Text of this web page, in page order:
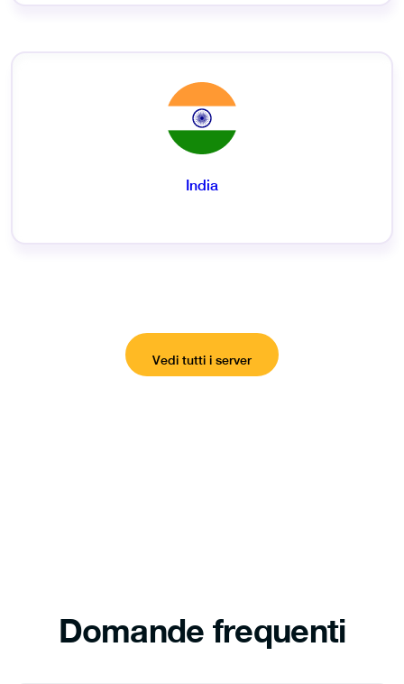
India
Vedi tutti i server
Domande frequenti